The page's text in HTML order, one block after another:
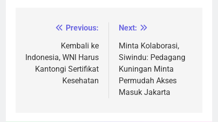
NavigasiPrevious:
Kembali ke
Indonesia, WNI Harus
Kantongi Sertifikat
Kesehatan
Next:
Minta Kolaborasi,
Siwindu: Pedagang
Kuningan Minta
Permudah Akses
Masuk Jakarta